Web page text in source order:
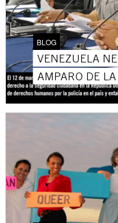
BLOG
VENEZUELA
AMPARO DE